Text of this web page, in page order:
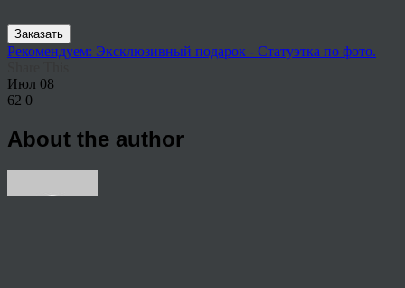
Заказать
Рекомендуем: Эксклюзивный подарок - Статуэтка по фото.
Июл 08
62 0
About the author